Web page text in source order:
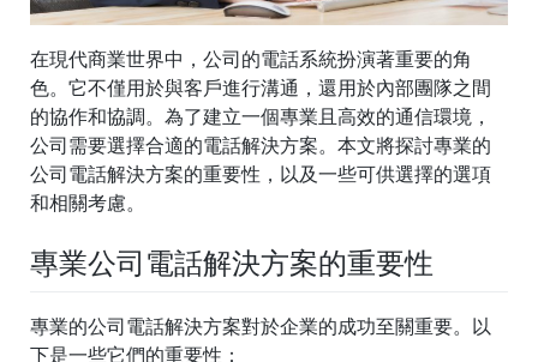
在現代商業世界中，公司的電話系統扮演著重要的角
色。它不僅用於與客戶進行溝通，還用於內部團隊之間
的協作和協調。為了建立一個專業且高效的通信環境，
公司需要選擇合適的電話解決方案。本文將探討專業的
公司電話解決方案的重要性，以及一些可供選擇的選項
和相關考慮。
專業公司電話解決方案的重要性
專業的公司電話解決方案對於企業的成功至關重要。以
下是一些它們的重要性：